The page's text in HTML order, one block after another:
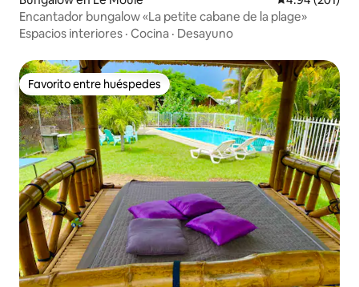
Encantador bungalow «La petite cabane de la plage»
Espacios interiores · Cocina · Desayuno
Favorito entre huéspedes
Favorito entre huéspedes